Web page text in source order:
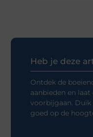
Heb je deze
Ontdek de
aanbieden en
voorbijgaan.
goed op de